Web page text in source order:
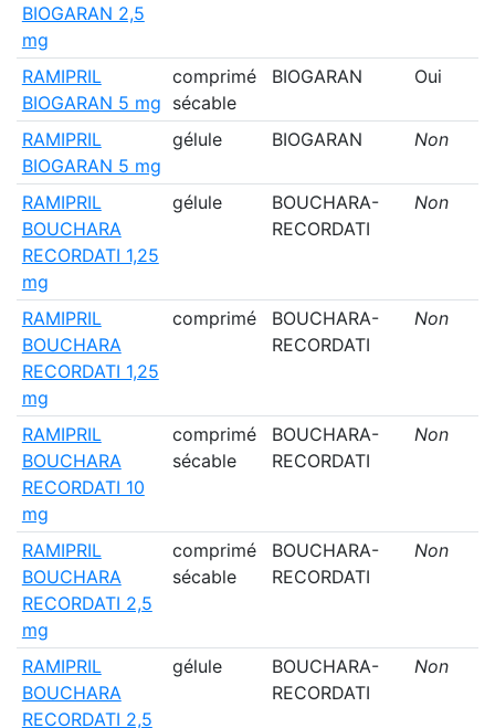
BIOGARAN 2,5
mg
RAMIPRIL
BIOGARAN 5 mg
comprimé
sécable
BIOGARAN Oui
RAMIPRIL
BIOGARAN 5 mg
gélule BIOGARAN Non
RAMIPRIL
BOUCHARA
RECORDATI 1,25
mg
gélule
BOUCHARA-
RECORDATI
Non
RAMIPRIL
BOUCHARA
RECORDATI 1,25
mg
comprimé
BOUCHARA-
RECORDATI
Non
RAMIPRIL
BOUCHARA
RECORDATI 10
mg
comprimé
sécable
BOUCHARA-
RECORDATI
Non
RAMIPRIL
BOUCHARA
RECORDATI 2,5
mg
comprimé
sécable
BOUCHARA-
RECORDATI
Non
RAMIPRIL
BOUCHARA
RECORDATI 2,5
gélule
BOUCHARA-
RECORDATI
Non